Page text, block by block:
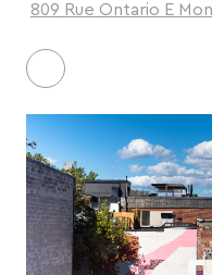
809 Rue Ontario E